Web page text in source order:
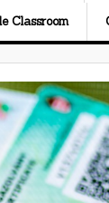
Classroom